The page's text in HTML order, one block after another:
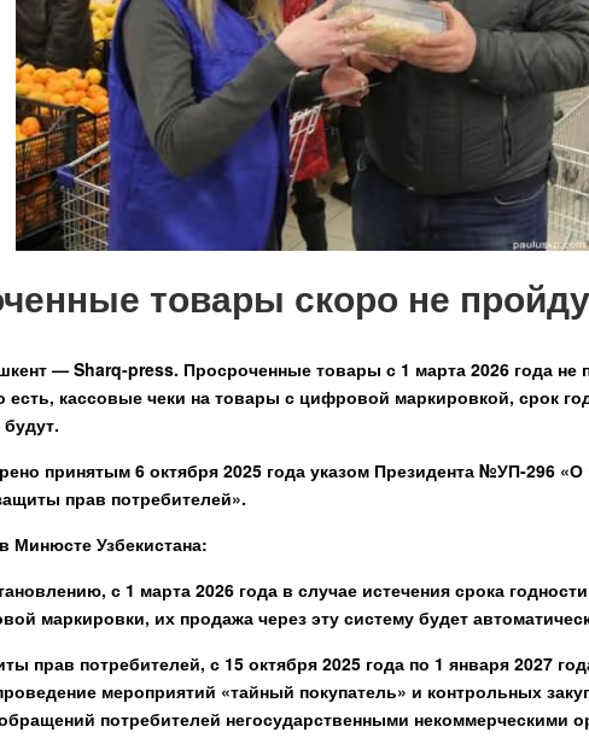
товары скоро не
— Sharq-press. Просроченные товары с 1 марта 2026 года не
есть, кассовые чеки на товары с цифровой маркировкой, срок
принятым 6 октября 2025 года указом Президента №УП-296 «О
прав потребителей».
в Минюсте Узбекистана:
с 1 марта 2026 года в случае истечения срока
маркировки, их продажа через эту систему будет
прав потребителей, с 15 октября 2025 года по 1 января 2027
мероприятий «тайный покупатель» и контрольных
потребителей негосударственными некоммерческими